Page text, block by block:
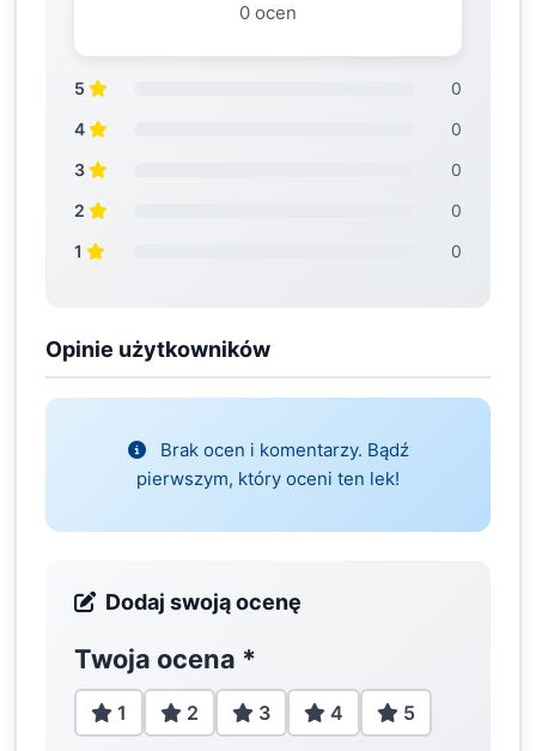
0 ocen
5
0
4
0
3
0
2
0
1
0
Opinie użytkowników
Brak ocen i komentarzy. Bądź
pierwszym, który oceni ten lek!
Dodaj swoją ocenę
Twoja ocena *
1 2 3 4 5